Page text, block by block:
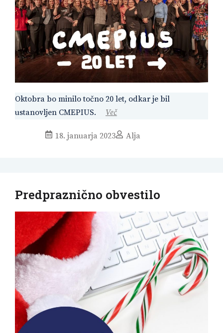
Oktobra bo minilo točno 20 let, odkar je bil
ustanovljen CMEPIUS.
Več
18. januarja 2023 Alja
Predpraznično obvestilo